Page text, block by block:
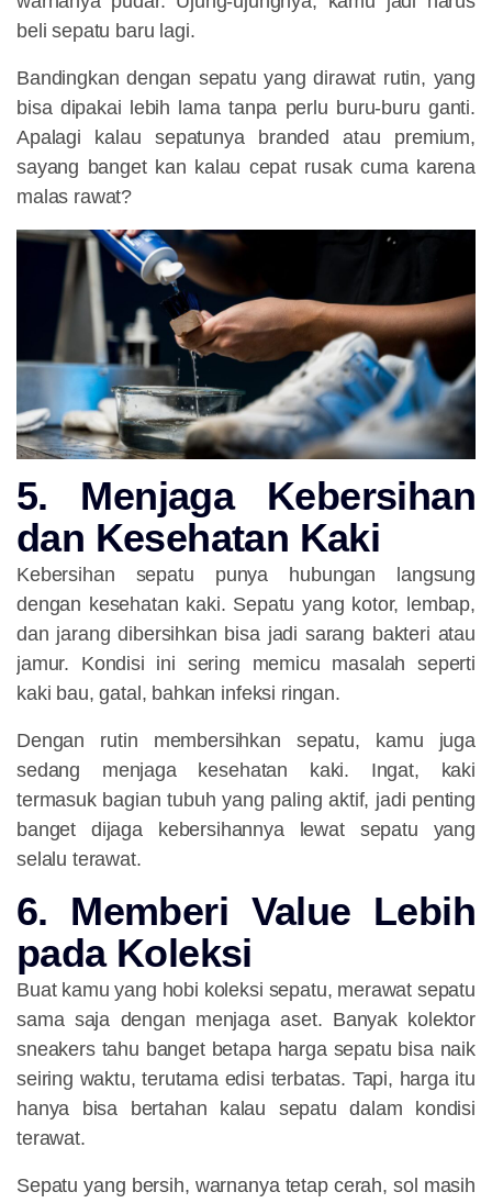
beli sepatu baru lagi.
Bandingkan dengan sepatu yang dirawat rutin, yang
bisa dipakai lebih lama tanpa perlu buru-buru ganti.
Apalagi kalau sepatunya branded atau premium,
sayang banget kan kalau cepat rusak cuma karena
malas rawat?
5. Menjaga Kebersihan
dan Kesehatan Kaki
Kebersihan sepatu punya hubungan langsung
dengan kesehatan kaki. Sepatu yang kotor, lembap,
dan jarang dibersihkan bisa jadi sarang bakteri atau
jamur. Kondisi ini sering memicu masalah seperti
kaki bau, gatal, bahkan infeksi ringan.
Dengan rutin membersihkan sepatu, kamu juga
sedang menjaga kesehatan kaki. Ingat, kaki
termasuk bagian tubuh yang paling aktif, jadi penting
banget dijaga kebersihannya lewat sepatu yang
selalu terawat.
6. Memberi Value Lebih
pada Koleksi
Buat kamu yang hobi koleksi sepatu, merawat sepatu
sama saja dengan menjaga aset. Banyak kolektor
sneakers tahu banget betapa harga sepatu bisa naik
seiring waktu, terutama edisi terbatas. Tapi, harga itu
hanya bisa bertahan kalau sepatu dalam kondisi
terawat.
Sepatu yang bersih, warnanya tetap cerah, sol masih